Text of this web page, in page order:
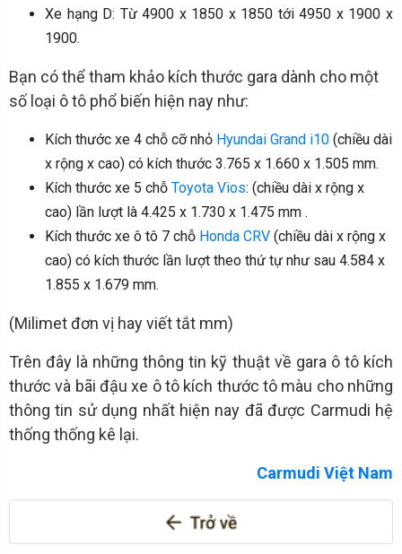
Xe hạng D: Từ 4900 x 1850 x 1850 tới 4950 x 1900 x
1900.
Bạn có thể tham khảo kích thước gara dành cho một
số loại ô tô phổ biến hiện nay như:
Kích thước xe 4 chỗ cỡ nhỏ Hyundai Grand i10 (chiều dài
x rộng x cao) có kích thước 3.765 x 1.660 x 1.505 mm.
Kích thước xe 5 chỗ Toyota Vios: (chiều dài x rộng x
cao) lần lượt là 4.425 x 1.730 x 1.475 mm .
Kích thước xe ô tô 7 chỗ Honda CRV (chiều dài x rộng x
cao) có kích thước lần lượt theo thứ tự như sau 4.584 x
1.855 x 1.679 mm.
(Milimet đơn vị hay viết tắt mm)
Trên đây là những thông tin kỹ thuật về gara ô tô kích
thước và bãi đậu xe ô tô kích thước tô màu cho những
thông tin sử dụng nhất hiện nay đã được Carmudi hệ
thống thống kê lại.
Carmudi Việt Nam